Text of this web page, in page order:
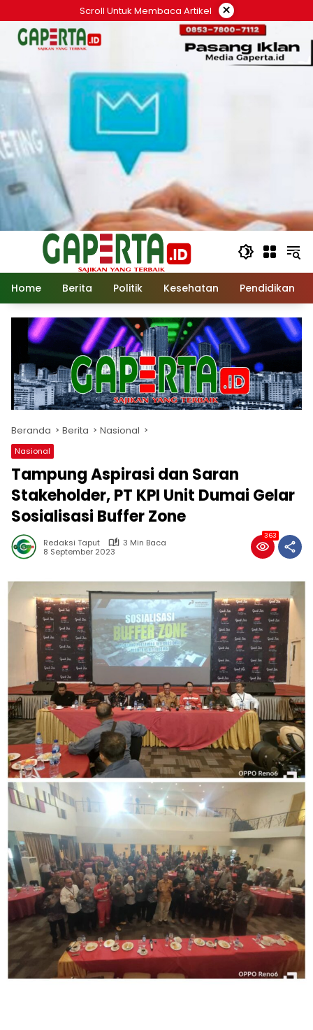
ke
konten
Scroll Untuk Membaca Artikel ×
Home Berita Politik Kesehatan Pendidikan
Beranda Berita Nasional
Nasional
Tampung Aspirasi dan Saran
Stakeholder, PT KPI Unit Dumai Gelar
Sosialisasi Buffer Zone
Redaksi Taput
3 Min Baca
8 September 2023
363